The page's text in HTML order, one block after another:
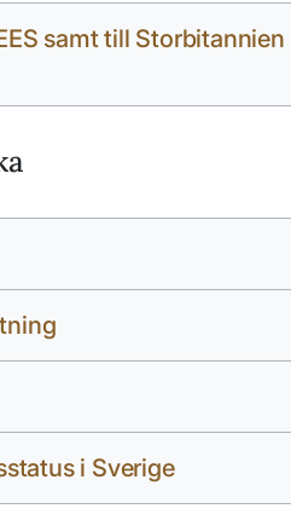
samt till
i Sverige